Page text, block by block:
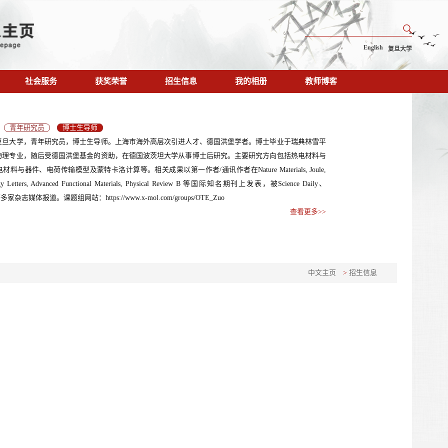
English 复旦大学
社会服务 获奖荣誉 招生信息 我的相册 教师博客
青年研究员
博士生导师
旦大学，青年研究员，博士生导师。上海市海外高层次引进人才、德国洪堡学者。博士毕业于瑞典林雪平
理专业，随后受德国洪堡基金的资助，在德国波茨坦大学从事博士后研究。主要研究方向包括热电材料与
材料与器件、电荷传输模型及蒙特卡洛计算等。相关成果以第一作者/通讯作者在Nature Materials, Joule,
Letters, Advanced Functional Materials, Physical Review B 等国际知名期刊上发表，被Science Daily、
家杂志媒体报道。课题组网站：https://www.x-mol.com/groups/OTE_Zuo
查看更多>>
中文主页 > 招生信息